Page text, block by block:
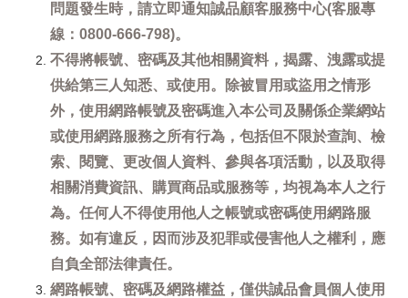
問題發生時，請立即通知誠品顧客服務中心(客服專
線：0800-666-798)。
不得將帳號、密碼及其他相關資料，揭露、洩露或提
供給第三人知悉、或使用。除被冒用或盜用之情形
外，使用網路帳號及密碼進入本公司及關係企業網站
或使用網路服務之所有行為，包括但不限於查詢、檢
索、閱覽、更改個人資料、參與各項活動，以及取得
相關消費資訊、購買商品或服務等，均視為本人之行
為。任何人不得使用他人之帳號或密碼使用網路服
務。如有違反，因而涉及犯罪或侵害他人之權利，應
自負全部法律責任。
網路帳號、密碼及網路權益，僅供誠品會員個人使用